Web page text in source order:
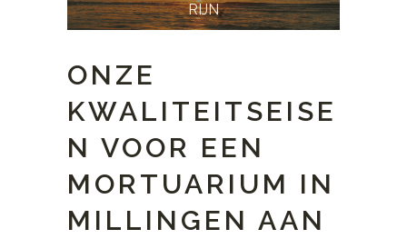
RIJN
ONZE
KWALITEITSEISE
N VOOR EEN
MORTUARIUM IN
MILLINGEN AAN